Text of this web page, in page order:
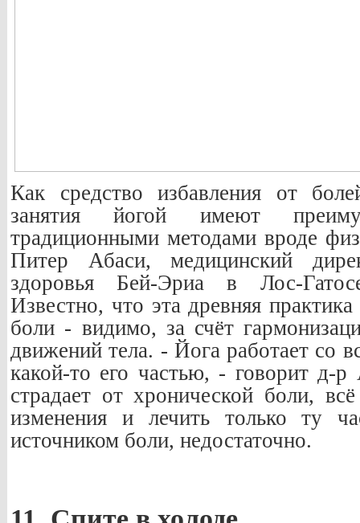
Как средство избавления от
занятия йогой имеют
традиционными методами вроде
Питер Абаси, медицинский
здоровья Бей-Эриа в Лос-
Известно, что эта древняя
боли - видимо, за счёт
движений тела. - Йога работает со
какой-то его частью, - говорит д-
страдает от хронической боли,
изменения и лечить только ту
источником боли, недостаточно.